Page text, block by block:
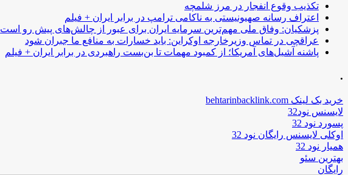
تکذیب وقوع انفجار در مرز شلمچه
اعتراف رسانه صهیونیستی به ناکامی ترامپ در برابر ایران + فیلم
پزشکیان: وفاق ملی مهم‌ترین سرمایه ایران برای عبور از چالش‌های پیش رو است
عراقچی در تماس وزیرخارجه اوکراین: باید خسارات به منافع ما جبران شود
پاشنه آشیل‌های آمریکا؛ از کمبود مهمات تا بن‌بست راهبردی در برابر ایران + فیلم
.
خرید بک لینک behtarinbacklink.com
لایسنس نود32
پسورد نود 32
اوکلی لایسنس رایگان نود 32
همیار نود 32
بهترین سئو
رایگان